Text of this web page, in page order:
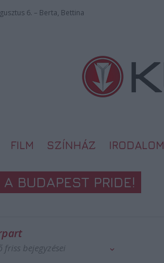
6. – Berta, Bettina
FILM SZÍNHÁZ IRODALOM
BUDAPEST PRIDE!
friss bejegyzései